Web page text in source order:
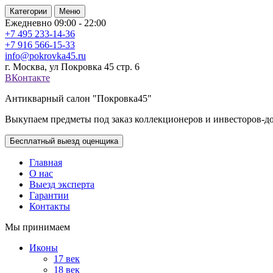
Категории Меню
Ежедневно 09:00 - 22:00
+7 495 233-14-36
+7 916 566-15-33
info@pokrovka45.ru
г. Москва, ул Покровка 45 стр. 6
ВКонтакте
Антикварный салон "Покровка45"
Выкупаем предметы под заказ коллекционеров и инвесторов-
Бесплатный выезд оценщика
Главная
О нас
Выезд эксперта
Гарантии
Контакты
Мы принимаем
Иконы
17 век
18 век